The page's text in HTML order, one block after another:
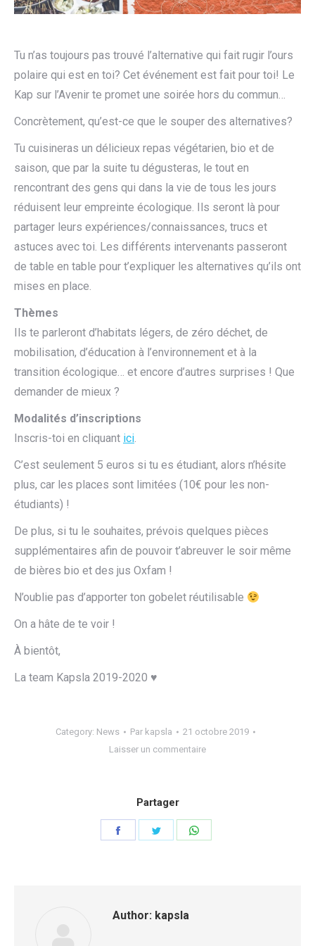
Tu n’as toujours pas trouvé l’alternative qui fait rugir l’ours
polaire qui est en toi? Cet événement est fait pour toi! Le
Kap sur l’Avenir te promet une soirée hors du commun…
Concrètement, qu’est-ce que le souper des alternatives?
Tu cuisineras un délicieux repas végétarien, bio et de
saison, que par la suite tu dégusteras, le tout en
rencontrant des gens qui dans la vie de tous les jours
réduisent leur empreinte écologique. Ils seront là pour
partager leurs expériences/connaissances, trucs et
astuces avec toi. Les différents intervenants passeront
de table en table pour t’expliquer les alternatives qu’ils ont
mises en place.
Thèmes
Ils te parleront d’habitats légers, de zéro déchet, de
mobilisation, d’éducation à l’environnement et à la
transition écologique… et encore d’autres surprises ! Que
demander de mieux ?
Modalités d’inscriptions
Inscris-toi en cliquant ici.
C’est seulement 5 euros si tu es étudiant, alors n’hésite
plus, car les places sont limitées (10€ pour les non-
étudiants) !
De plus, si tu le souhaites, prévois quelques pièces
supplémentaires afin de pouvoir t’abreuver le soir même
de bières bio et des jus Oxfam !
N’oublie pas d’apporter ton gobelet réutilisable
On a hâte de te voir !
À bientôt,
La team Kapsla 2019-2020 ♥
Category: News Par kapsla
21 octobre 2019
Laisser un commentaire
Partager
Author: kapsla